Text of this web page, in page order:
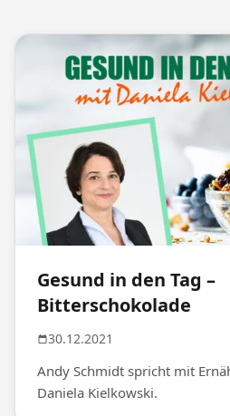
Gesund in den Tag –
Bitterschokolade
30.12.2021
Andy Schmidt spricht mit
Daniela Kielkowski.